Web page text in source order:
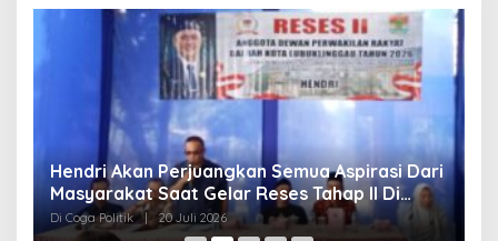
Hendri Akan Perjuangkan Semua Aspirasi Dari
Masyarakat Saat Gelar Reses Tahap II Di
Kelurahan Tanjung Indah
Di Coga Politik 20 Juli 2026